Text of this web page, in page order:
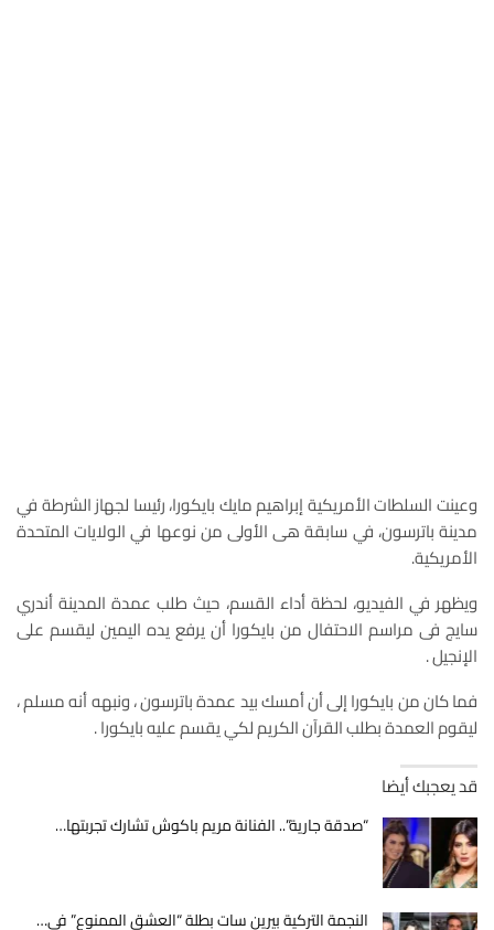
وعينت السلطات الأمريكية إبراهيم مايك بايكورا، رئيسا لجهاز الشرطة في
مدينة باترسون، في سابقة هى الأولى من نوعها في الولايات المتحدة
الأمريكية.
ويظهر في الفيديو، لحظة أداء القسم، حيث طلب عمدة المدينة أندري
سايج فى مراسم الاحتفال من بايكورا أن يرفع يده اليمين ليقسم على
الإنجيل .
فما كان من بايكورا إلى أن أمسك بيد عمدة باترسون ، ونبهه أنه مسلم ،
ليقوم العمدة بطلب القرآن الكريم لكي يقسم عليه بايكورا .
قد يعجبك أيضا
“صدقة جارية”.. الفنانة مريم باكوش تشارك تجربتها…
النجمة التركية بيرين سات بطلة “العشق الممنوع” في…